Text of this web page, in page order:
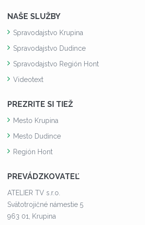
NAŠE SLUŽBY
Spravodajstvo Krupina
Spravodajstvo Dudince
Spravodajstvo Región Hont
Videotext
PREZRITE SI TIEŽ
Mesto Krupina
Mesto Dudince
Región Hont
PREVÁDZKOVATEĽ
ATELIER TV s.r.o.
Svätotrojičné námestie 5
963 01, Krupina